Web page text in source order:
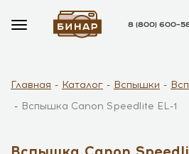
8 (800)
Главная Каталог Вспышки
Вспышка Canon Speedlite EL-1